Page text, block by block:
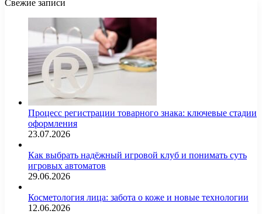
Свежие записи
Процесс регистрации товарного знака: ключевые стадии
оформления
23.07.2026
Как выбрать надёжный игровой клуб и понимать суть
игровых автоматов
29.06.2026
Косметология лица: забота о коже и новые технологии
12.06.2026